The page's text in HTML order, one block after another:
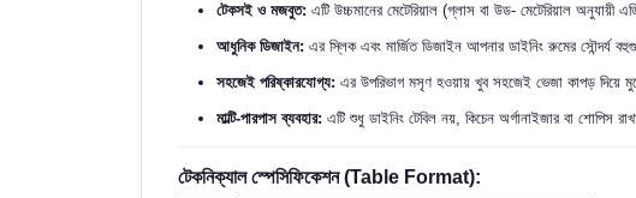
টেকসই ও মজবুত: এটি উচ্চমানের মেটেরিয়াল (গ্লাস বা উড- মেটেরিয়াল অনুযায়ী
আধুনিক ডিজাইন: এর স্লিক এবং মার্জিত ডিজাইন আপনার ডাইনিং রুমের সৌন্দর্য
সহজেই পরিষ্কারযোগ্য: এর উপরিভাগ মসৃণ হওয়ায় খুব সহজেই ভেজা কাপড় দিয়ে
মাল্টি-পারপাস ব্যবহার: এটি শুধু ডাইনিং টেবিল নয়, কিচেন অর্গানাইজার বা শোপিস
টেকনিক্যাল স্পেসিফিকেশন (Table Format):